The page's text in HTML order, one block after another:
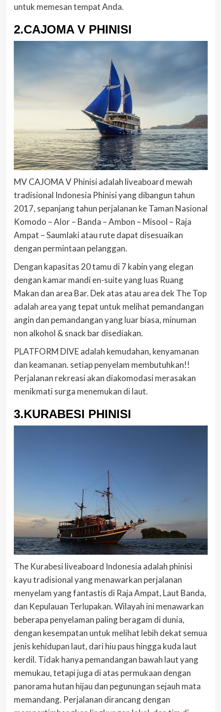
untuk memesan tempat Anda.
2.CAJOMA V PHINISI
MV CAJOMA V Phinisi adalah liveaboard mewah
tradisional Indonesia Phinisi yang dibangun tahun
2017, sepanjang tahun perjalanan ke Taman Nasional
Komodo – Alor – Banda – Ambon – Misool – Raja
Ampat – Saumlaki atau rute dapat disesuaikan
dengan permintaan pelanggan.
Dengan kapasitas 20 tamu di 7 kabin yang elegan
dengan kamar mandi en-suite yang luas Ruang
Makan dan area Bar. Dek atas atau area dek The Top
adalah area yang tepat untuk melihat pemandangan
angin dan pemandangan yang luar biasa, minuman
non alkohol & snack bar disediakan.
PLATFORM DIVE adalah kemudahan, kenyamanan
dan keamanan. setiap penyelam membutuhkan!!
Perjalanan rekreasi akan diakomodasi merasakan
menikmati surga menemukan di laut.
3.KURABESI PHINISI
The Kurabesi liveaboard Indonesia adalah phinisi
kayu tradisional yang menawarkan perjalanan
menyelam yang fantastis di Raja Ampat, Laut Banda,
dan Kepulauan Terlupakan. Wilayah ini menawarkan
beberapa penyelaman paling beragam di dunia,
dengan kesempatan untuk melihat lebih dekat semua
jenis kehidupan laut, dari hiu paus hingga kuda laut
kerdil. Tidak hanya pemandangan bawah laut yang
memukau, tetapi juga di atas permukaan dengan
panorama hutan hijau dan pegunungan sejauh mata
memandang. Perjalanan dirancang dengan